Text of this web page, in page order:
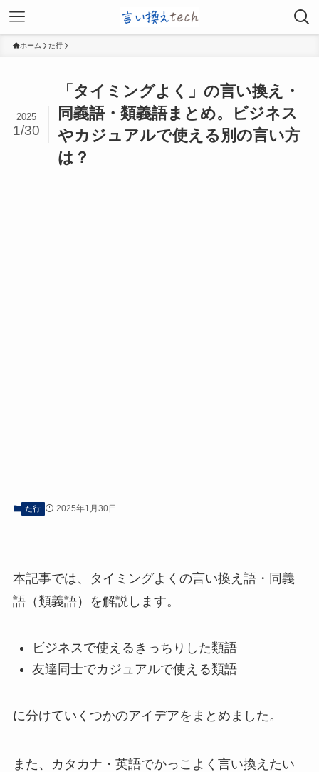
ホーム た行
「タイミングよく」の言い換え・
同義語・類義語まとめ。ビジネス
やカジュアルで使える別の言い方
は？
2025
1/30
た行 2025年1月30日
本記事では、タイミングよくの言い換え語・同義
語（類義語）を解説します。
ビジネスで使えるきっちりした類語
友達同士でカジュアルで使える類語
に分けていくつかのアイデアをまとめました。
また、カタカナ・英語でかっこよく言い換えたい